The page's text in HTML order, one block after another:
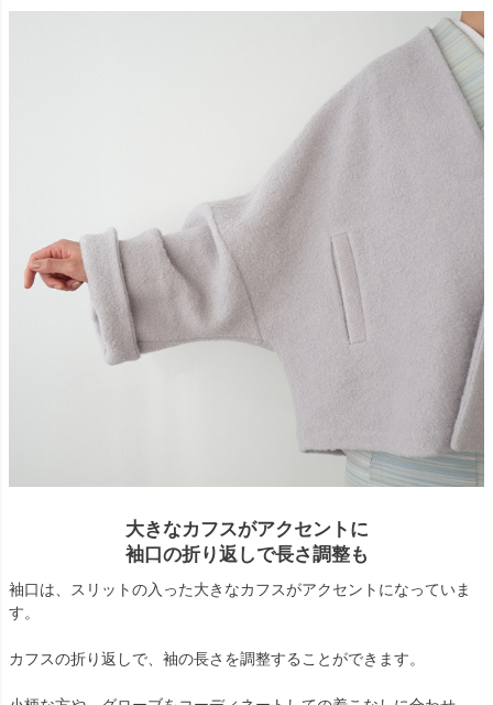
大きなカフスがアクセントに
袖口の折り返しで長さ調整も
袖口は、スリットの入った大きなカフスがアクセントになっていま
す。
カフスの折り返しで、袖の長さを調整することができます。